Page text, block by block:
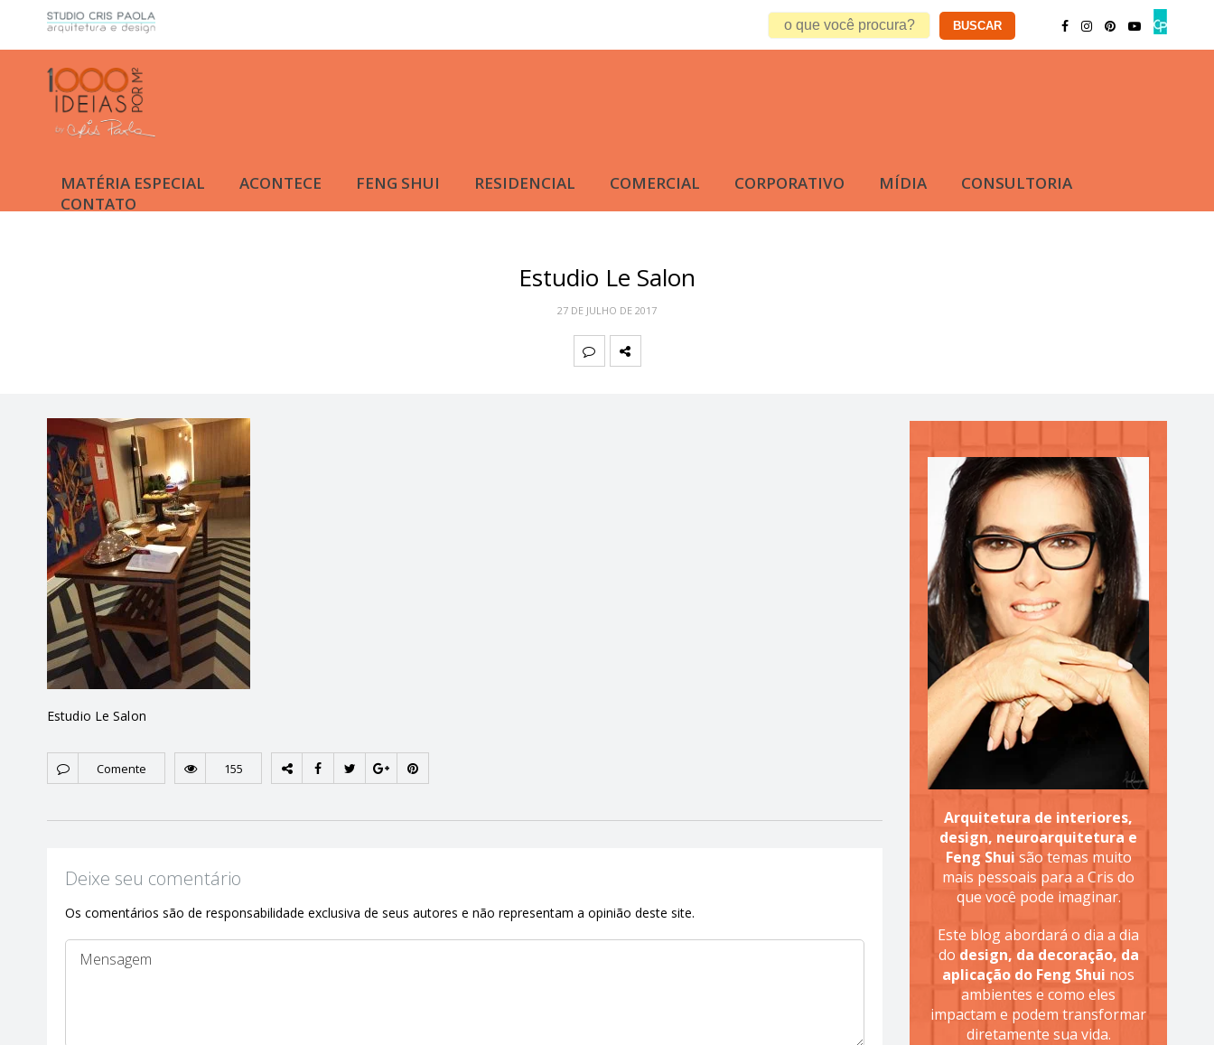
MATÉRIA ESPECIAL ACONTECE FENG SHUI RESIDENCIAL COMERCIAL CORPORATIVO MÍDIA
CONSULTORIA
CONTATO
Estudio Le Salon
27 DE JULHO DE 2017
Estudio Le Salon
Comente 155
Deixe seu comentário
Os comentários são de responsabilidade exclusiva de seus autores e não representam a opinião deste site.
Arquitetura de interiores,
design, neuroarquitetura e
Feng Shui são temas muito
mais pessoais para a Cris do
que você pode imaginar.
Este blog abordará o dia a dia
do design, da decoração, da
aplicação do Feng Shui nos
ambientes e como eles
impactam e podem transformar
diretamente sua vida.